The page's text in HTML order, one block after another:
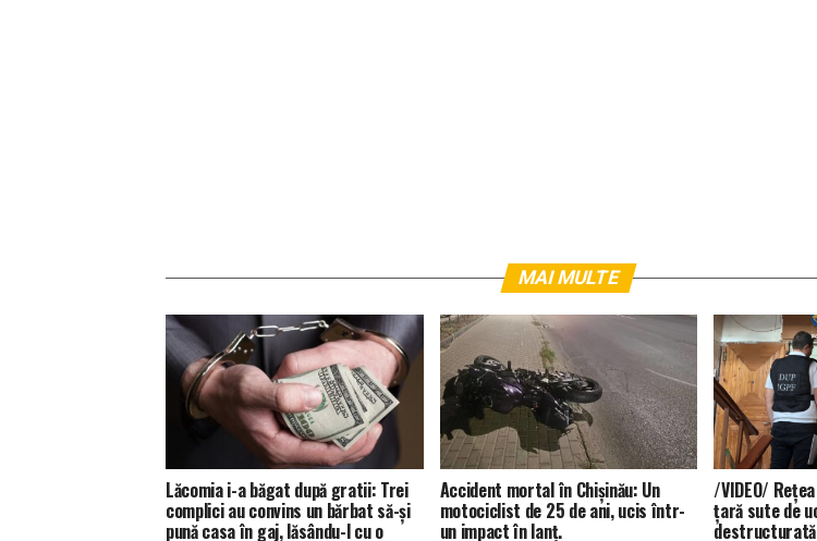
MAI MULTE
Lăcomia i-a băgat după gratii: Trei
complici au convins un bărbat să-și
pună casa în gaj, lăsându-l cu o
Accident mortal în Chișinău: Un
motociclist de 25 de ani, ucis într-
un impact în lanț.
/VIDEO/
țară sute de